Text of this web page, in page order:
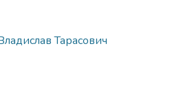
Тарасович